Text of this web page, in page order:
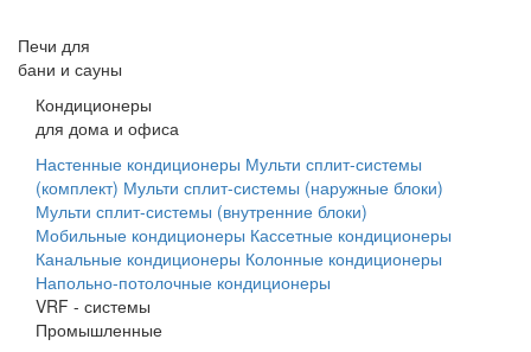
Печи для
бани и сауны
Кондиционеры
для дома и офиса
Настенные кондиционеры Мульти сплит-системы
(комплект) Мульти сплит-системы (наружные блоки)
Мульти сплит-системы (внутренние блоки)
Мобильные кондиционеры Кассетные кондиционеры
Канальные кондиционеры Колонные кондиционеры
Напольно-потолочные кондиционеры
VRF - системы
Промышленные